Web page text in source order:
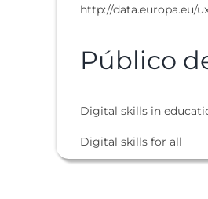
http://data.europa.eu/
Público
Digital skills in
Digital skills for all